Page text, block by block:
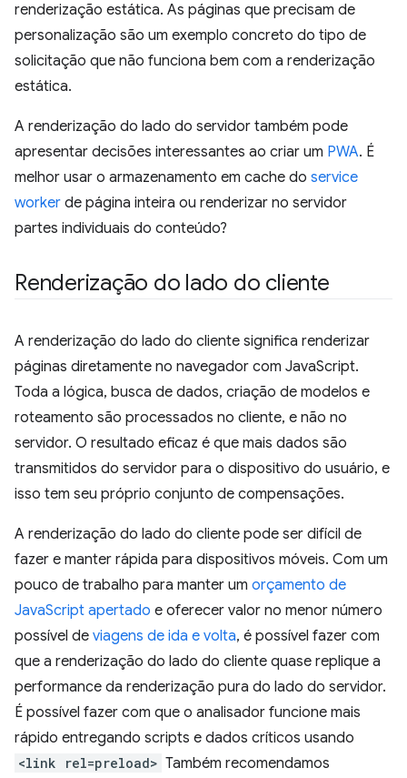
renderização estática. As páginas que precisam de
personalização são um exemplo concreto do tipo de
solicitação que não funciona bem com a renderização
estática.
A renderização do lado do servidor também pode
apresentar decisões interessantes ao criar um PWA. É
melhor usar o armazenamento em cache do service
worker de página inteira ou renderizar no servidor
partes individuais do conteúdo?
Renderização do lado do cliente
A renderização do lado do cliente significa renderizar
páginas diretamente no navegador com JavaScript.
Toda a lógica, busca de dados, criação de modelos e
roteamento são processados no cliente, e não no
servidor. O resultado eficaz é que mais dados são
transmitidos do servidor para o dispositivo do usuário, e
isso tem seu próprio conjunto de compensações.
A renderização do lado do cliente pode ser difícil de
fazer e manter rápida para dispositivos móveis. Com um
pouco de trabalho para manter um orçamento de
JavaScript apertado e oferecer valor no menor número
possível de viagens de ida e volta, é possível fazer com
que a renderização do lado do cliente quase replique a
performance da renderização pura do lado do servidor.
É possível fazer com que o analisador funcione mais
rápido entregando scripts e dados críticos usando
<link rel=preload> Também recomendamos